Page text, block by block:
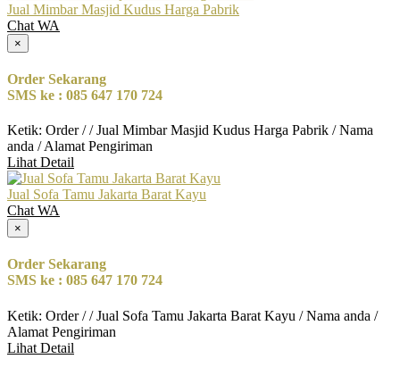
Jual Mimbar Masjid Kudus Harga Pabrik
Chat WA
×
Order Sekarang
SMS ke : 085 647 170 724
Ketik: Order / / Jual Mimbar Masjid Kudus Harga Pabrik / Nama
anda / Alamat Pengiriman
Lihat Detail
Jual Sofa Tamu Jakarta Barat Kayu
Chat WA
×
Order Sekarang
SMS ke : 085 647 170 724
Ketik: Order / / Jual Sofa Tamu Jakarta Barat Kayu / Nama anda /
Alamat Pengiriman
Lihat Detail